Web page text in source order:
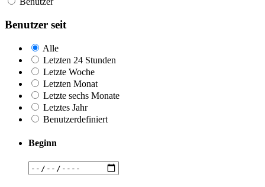
Benutzer seit
Alle
Letzten 24 Stunden
Letzte Woche
Letzten Monat
Letzte sechs Monate
Letztes Jahr
Benutzerdefiniert
Beginn